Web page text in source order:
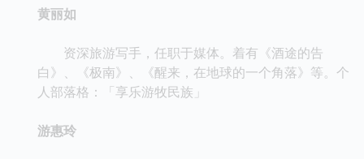
黄丽如
资深旅游写手，任职于媒体。着有《酒途的告
白》、《极南》、《醒来，在地球的一个角落》等。个
人部落格：「享乐游牧民族」
游惠玲